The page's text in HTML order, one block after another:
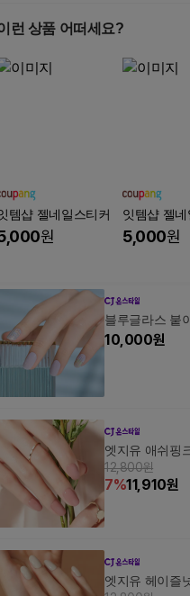
런 상품 어떠세요?
템샵 젤네일스티커
원
잇템샵 젤
5,000원
블루글라스 붙
10,000원
엣지유 애쉬핑
12,800원
7%11,910원
엣지유 헤이즐